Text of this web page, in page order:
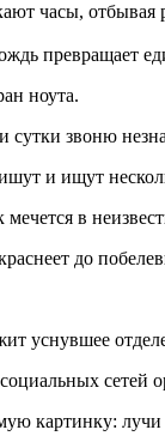
часы, отбывая
превращает
ноута.
сутки звоню
и ищут
в
до
уснувшее
картинку: